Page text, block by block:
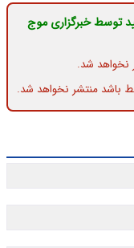
توسط خبرگزاری موج
نخواهد شد.
باشد منتشر نخواهد شد.